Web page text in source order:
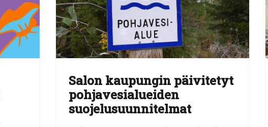
Salon kaupungin päivitetyt
pohjavesialueiden
suojelusuunnitelmat